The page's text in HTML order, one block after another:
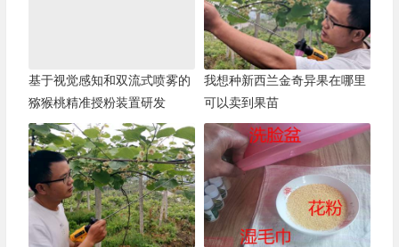
基于视觉感知和双流式喷雾的
猕猴桃精准授粉装置研发
我想种新西兰金奇异果在哪里
可以卖到果苗